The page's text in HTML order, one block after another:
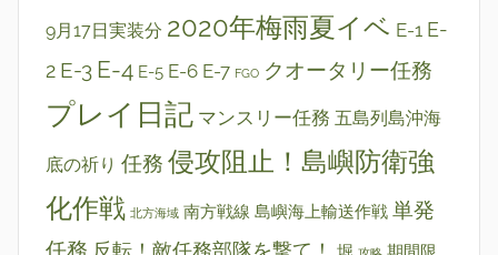
9月17日実装分 2020年梅雨夏イベ E-1 E-
2 E-3 E-4 E-5 E-6 E-7 FGO クオータリー任務
プレイ日記 マンスリー任務 五島列島沖海
底の祈り 任務 侵攻阻止！島嶼防衛強
化作戦 北方海域 南方戦線 島嶼海上輸送作戦 単発
任務 反転！敵任務部隊を撃て！